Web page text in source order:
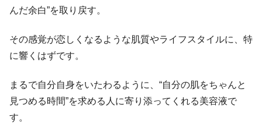
んだ余白”を取り戻す。
その感覚が恋しくなるような肌質やライフスタイルに、特
に響くはずです。
まるで自分自身をいたわるように、“自分の肌をちゃんと
見つめる時間”を求める人に寄り添ってくれる美容液で
す。